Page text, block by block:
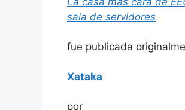
sala de servidores
fue publicada
Xataka
por